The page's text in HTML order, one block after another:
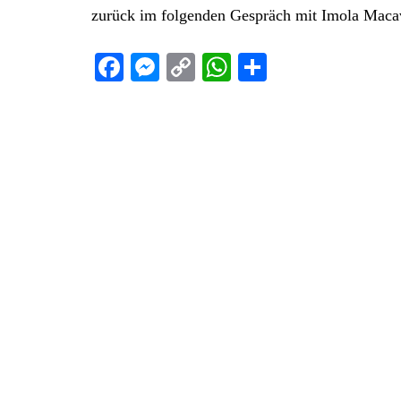
zurück im folgenden Gespräch mit Imola
Facebook
Messenger
CopyWhatsApp